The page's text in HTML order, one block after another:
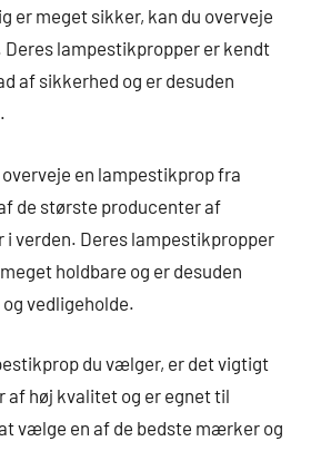
er meget sikker, kan du overveje
Deres lampestikpropper er kendt
af sikkerhed og er desuden
en lampestikprop fra
de største producenter af
verden. Deres lampestikpropper
holdbare og er desuden
vedligeholde.
du vælger, er det vigtigt
af høj kvalitet og er egnet til
vælge en af de bedste mærker og